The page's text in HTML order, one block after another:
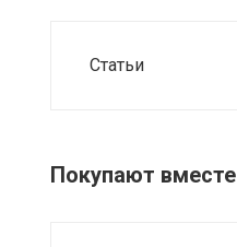
Статьи
Покупают вместе